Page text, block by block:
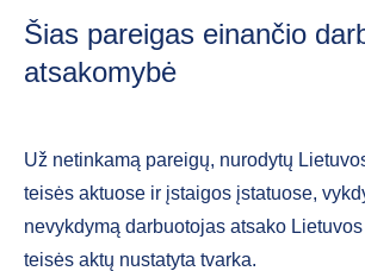
Šias pareigas einančio
atsakomybė
Už netinkamą pareigų, nurodytų
teisės aktuose ir įstaigos įstatuose,
nevykdymą darbuotojas atsako
teisės aktų nustatyta tvarka.